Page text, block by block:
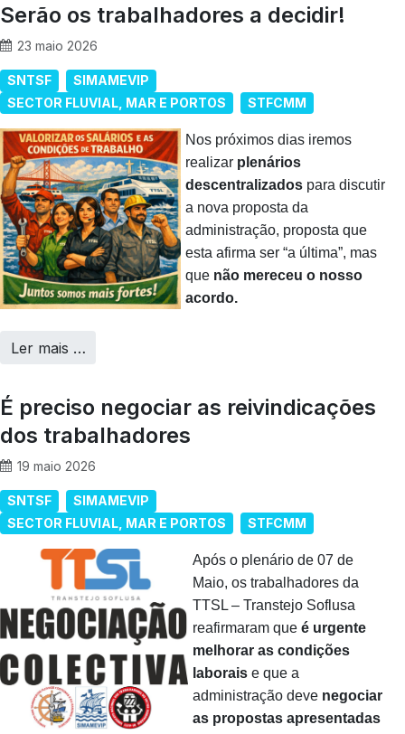
Serão os trabalhadores a decidir!
23 maio 2026
SNTSF
SIMAMEVIP
SECTOR FLUVIAL, MAR E PORTOS
STFCMM
Nos próximos dias iremos
realizar plenários
descentralizados para discutir
a nova proposta da
administração, proposta que
esta afirma ser “a última”, mas
que não mereceu o nosso
acordo.
Ler mais …
É preciso negociar as reivindicações
dos trabalhadores
19 maio 2026
SNTSF
SIMAMEVIP
SECTOR FLUVIAL, MAR E PORTOS
STFCMM
Após o plenário de 07 de
Maio, os trabalhadores da
TTSL – Transtejo Soflusa
reafirmaram que é urgente
melhorar as condições
laborais e que a
administração deve negociar
as propostas apresentadas